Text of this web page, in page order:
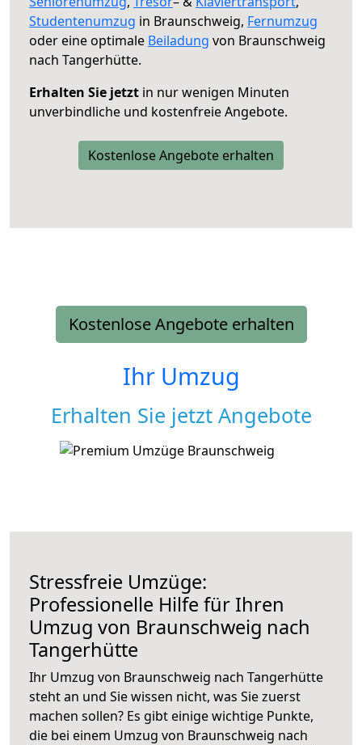
Studentenumzug in Braunschweig, Fernumzug
oder eine optimale Beiladung von Braunschweig
nach Tangerhütte.
Erhalten Sie jetzt in nur wenigen Minuten
unverbindliche und kostenfreie Angebote.
Kostenlose Angebote erhalten
Kostenlose Angebote erhalten
Ihr Umzug
Erhalten Sie jetzt Angebote
Stressfreie Umzüge:
Professionelle Hilfe für Ihren
Umzug von Braunschweig nach
Tangerhütte
Ihr Umzug von Braunschweig nach Tangerhütte
steht an und Sie wissen nicht, was Sie zuerst
machen sollen? Es gibt einige wichtige Punkte,
die bei einem Umzug von Braunschweig nach